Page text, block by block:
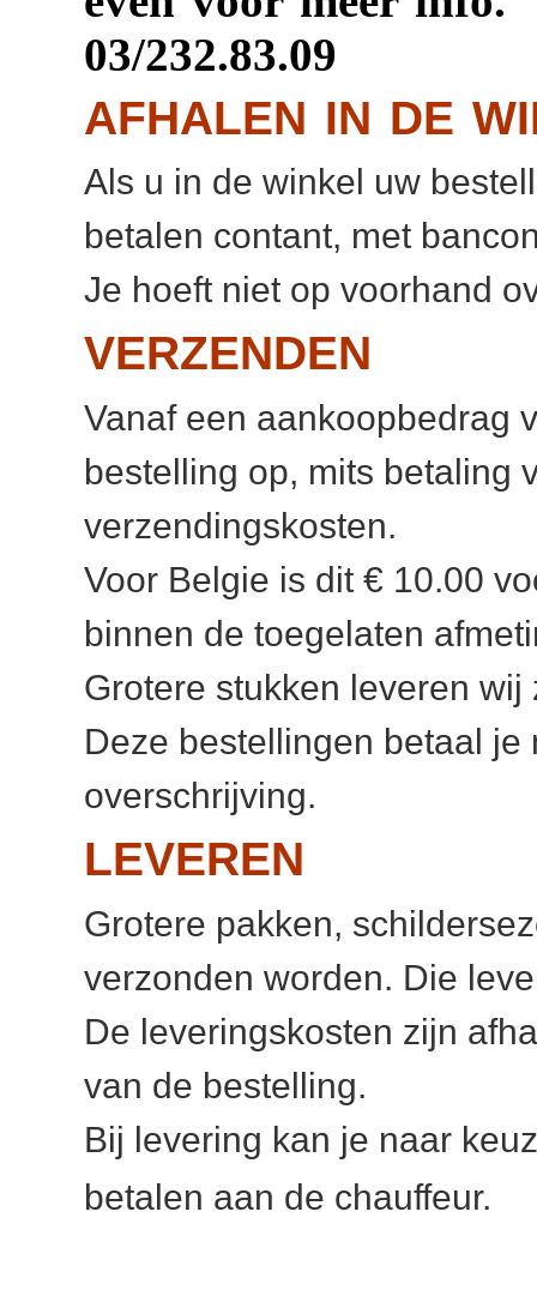
03/232.83.09
AFHALEN IN DE
Als u in de winkel uw
betalen contant, met
Je hoeft niet op voorhand
VERZENDEN
Vanaf een aankoopbedrag
bestelling op, mits betaling
verzendingskosten.
Voor Belgie is dit € 10.00
binnen de toegelaten
Grotere stukken leveren wij
Deze bestellingen betaal
overschrijving.
LEVEREN
Grotere pakken,
verzonden worden. Die
De leveringskosten zijn
van de bestelling.
Bij levering kan je naar
betalen aan de chauffeur.